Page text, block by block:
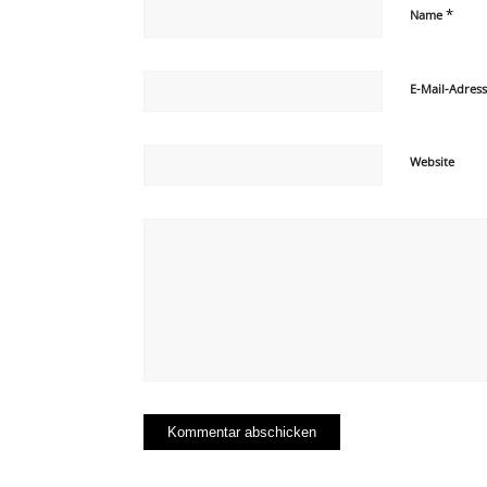
Name *
E-Mail-
Website